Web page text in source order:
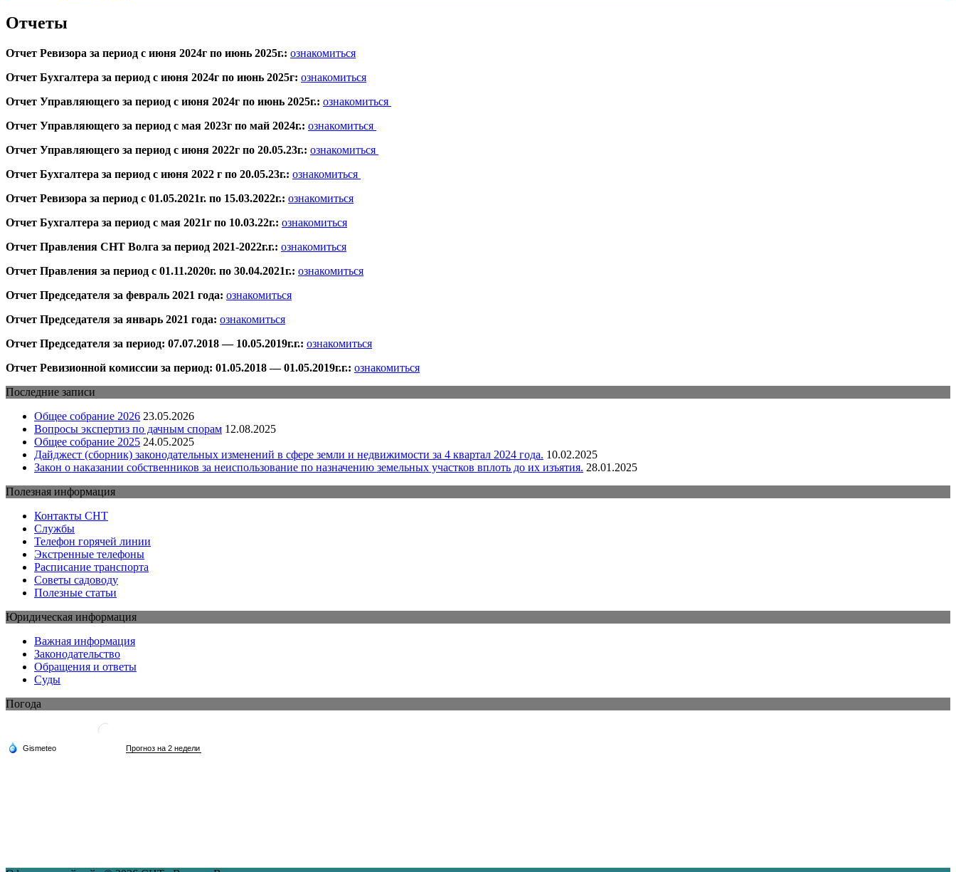
Отчеты
Отчет Ревизора за период с июня 2024г по июнь 2025г.: ознакомиться
Отчет Бухгалтера за период с июня 2024г по июнь 2025г: ознакомиться
Отчет Управляющего за период с июня 2024г по июнь 2025г.: ознакомиться
Отчет Управляющего за период с мая 2023г по май 2024г.: ознакомиться
Отчет Управляющего за период с июня 2022г по 20.05.23г.: ознакомиться
Отчет Бухгалтера за период с июня 2022 г по 20.05.23г.: ознакомиться
Отчет Ревизора за период с 01.05.2021г. по 15.03.2022г.: ознакомиться
Отчет Бухгалтера за период с мая 2021г по 10.03.22г.: ознакомиться
Отчет Правления СНТ Волга за период 2021-2022г.г.: ознакомиться
Отчет Правления за период с 01.11.2020г. по 30.04.2021г.: ознакомиться
Отчет Председателя за февраль 2021 года: ознакомиться
Отчет Председателя за январь 2021 года: ознакомиться
Отчет Председателя за период: 07.07.2018 — 10.05.2019г.г.: ознакомиться
Отчет Ревизионной комиссии за период: 01.05.2018 — 01.05.2019г.г.: ознакомиться
Последние записи
Общее собрание 2026 23.05.2026
Вопросы экспертиз по дачным спорам 12.08.2025
Общее собрание 2025 24.05.2025
Дайджест (сборник) законодательных изменений в сфере земли и недвижимости за 4 квартал 2024 года. 10.02.2025
Закон о наказании собственников за неиспользование по назначению земельных участков вплоть до их изъятия. 28.01.2025
Полезная информация
Контакты СНТ
Службы
Телефон горячей линии
Экстренные телефоны
Расписание транспорта
Советы садоводу
Полезные статьи
Юридическая информация
Важная информация
Законодательство
Обращения и ответы
Суды
Погода